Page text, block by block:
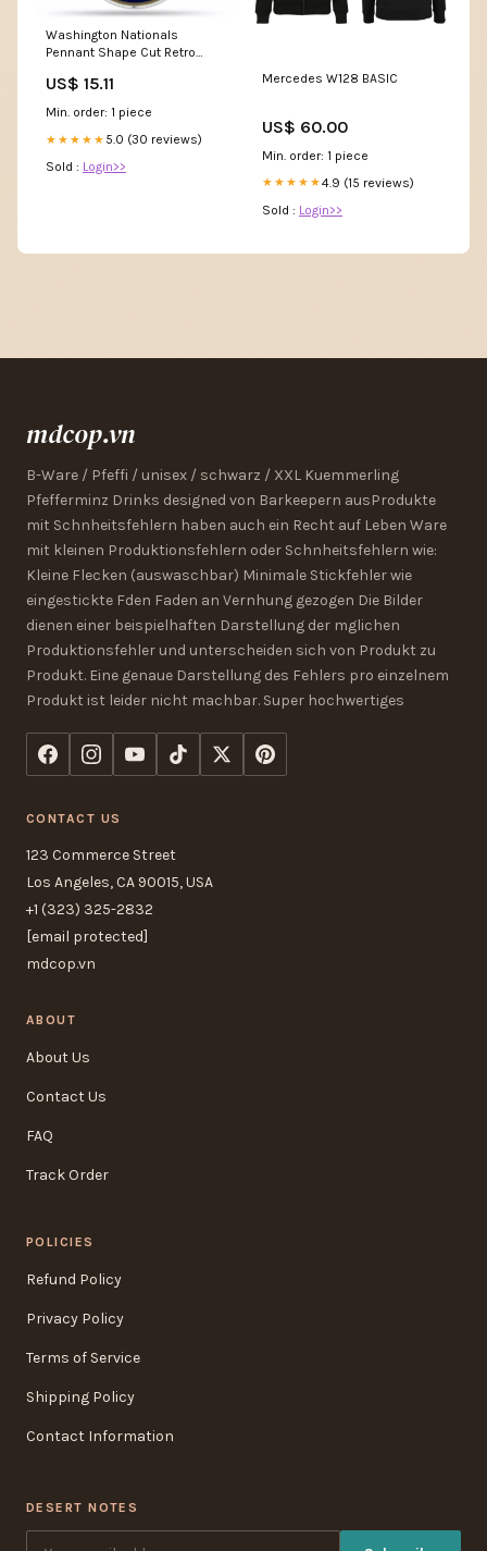
Washington Nationals
Pennant Shape Cut Retro
Picnic Time Collection
US$ 15.11
Min. order: 1 piece
★★★★★ 5.0 (30 reviews)
Sold : Login>>
Mercedes W128 BASIC
US$ 60.00
Min. order: 1 piece
★★★★★4.9 (15 reviews)
Sold : Login>>
mdcop.vn
B-Ware / Pfeffi / unisex / schwarz / XXL Kuemmerling
Pfefferminz Drinks designed von Barkeepern ausProdukte
mit Schnheitsfehlern haben auch ein Recht auf Leben Ware
mit kleinen Produktionsfehlern oder Schnheitsfehlern wie:
Kleine Flecken (auswaschbar) Minimale Stickfehler wie
eingestickte Fden Faden an Vernhung gezogen Die Bilder
dienen einer beispielhaften Darstellung der mglichen
Produktionsfehler und unterscheiden sich von Produkt zu
Produkt. Eine genaue Darstellung des Fehlers pro einzelnem
Produkt ist leider nicht machbar. Super hochwertiges
CONTACT US
123 Commerce Street
Los Angeles, CA 90015, USA
+1 (323) 325-2832
[email protected]
mdcop.vn
ABOUT
About Us
Contact Us
FAQ
Track Order
POLICIES
Refund Policy
Privacy Policy
Terms of Service
Shipping Policy
Contact Information
DESERT NOTES